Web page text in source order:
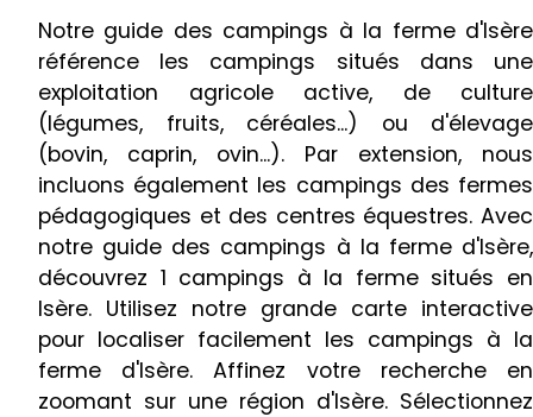
Notre guide des campings à la ferme d'Isère
référence les campings situés dans une
exploitation agricole active, de culture
(légumes, fruits, céréales...) ou d'élevage
(bovin, caprin, ovin...). Par extension, nous
incluons également les campings des fermes
pédagogiques et des centres équestres. Avec
notre guide des campings à la ferme d'Isère,
découvrez 1 campings à la ferme situés en
Isère. Utilisez notre grande carte interactive
pour localiser facilement les campings à la
ferme d'Isère. Affinez votre recherche en
zoomant sur une région d'Isère. Sélectionnez